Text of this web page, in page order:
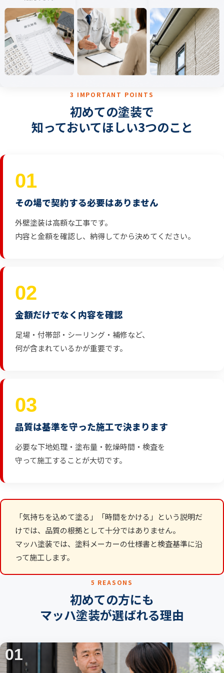
ん
な
不
安
は
か？
3 IMPORTANT POINTS
初めての塗装で
知っておいてほしい3つのこと
01
その場で契約する必要はありません
外壁塗装は高額な工事です。
内容と金額を確認し、納得してから決めてください。
02
金額だけでなく内容を確認
足場・付帯部・シーリング・補修など、
何が含まれているかが重要です。
03
品質は基準を守った施工で決まります
必要な下地処理・塗布量・乾燥時間・検査を
守って施工することが大切です。
「気持ちを込めて塗る」「時間をかける」という説明だ
けでは、品質の根拠として十分ではありません。
マッハ塗装では、塗料メーカーの仕様書と検査基準に沿
って施工します。
5 REASONS
初めての方にも
マッハ塗装が選ばれる理由
01